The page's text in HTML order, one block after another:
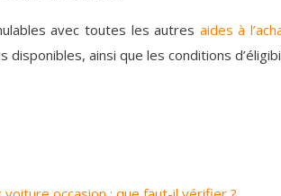
avec toutes les autres aides à
ainsi que les conditions